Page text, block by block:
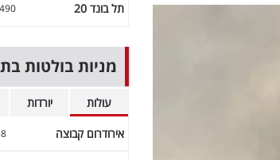
תל בונד 20
מניות בולטות
עולות יורדות
אירודרום קבוצה